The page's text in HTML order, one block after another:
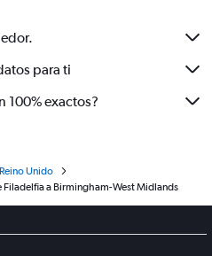
para ti
100% exactos?
Reino Unido
a Birmingham-West Midlands